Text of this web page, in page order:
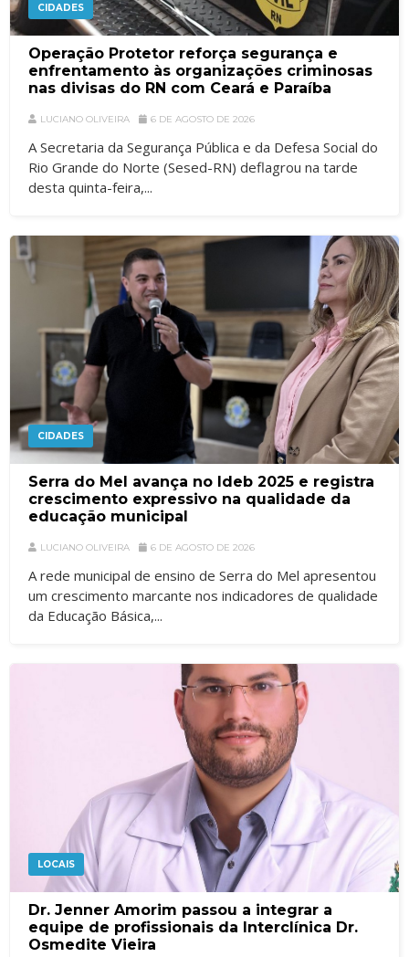
CIDADES
Operação Protetor reforça segurança e
enfrentamento às organizações criminosas
nas divisas do RN com Ceará e Paraíba
LUCIANO OLIVEIRA 6 DE AGOSTO DE 2026
A Secretaria da Segurança Pública e da Defesa Social do
Rio Grande do Norte (Sesed-RN) deflagrou na tarde
desta quinta-feira,...
CIDADES
Serra do Mel avança no Ideb 2025 e registra
crescimento expressivo na qualidade da
educação municipal
LUCIANO OLIVEIRA 6 DE AGOSTO DE 2026
A rede municipal de ensino de Serra do Mel apresentou
um crescimento marcante nos indicadores de qualidade
da Educação Básica,...
LOCAIS
Dr. Jenner Amorim passou a integrar a
equipe de profissionais da Interclínica Dr.
Osmedite Vieira